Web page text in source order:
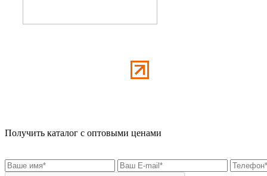
Получить каталог с оптовыми ценами